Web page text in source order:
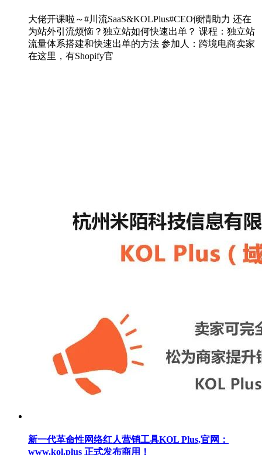
大佬开课啦～#川流SaaS&KOLPlus#CEO倾情助力 还在
为站外引流烦恼？独立站如何快速出单？ 课程：独立站
流量体系搭建和快速出单的方法 参加人：跨境电商卖家
在这里，有Shopify官
新一代革命性网络红人营销工具KOL Plus,官网：
www.kol.plus 正式发布商用！